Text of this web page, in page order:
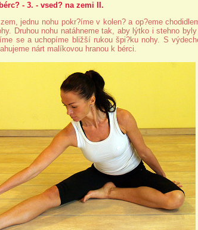
- 3. - vsed? na zemi II.
jednu nohu pokr?íme v kolen? a op?eme
Druhou nohu natáhneme tak, aby lýtko i stehno
se a uchopíme bližší rukou špi?ku nohy. S
nárt malíkovou hranou k bérci.